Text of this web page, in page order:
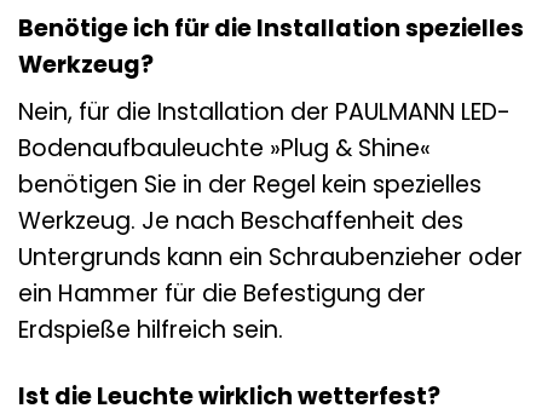
Benötige ich für die Installation spezielles
Werkzeug?
Nein, für die Installation der PAULMANN LED-
Bodenaufbauleuchte »Plug & Shine«
benötigen Sie in der Regel kein spezielles
Werkzeug. Je nach Beschaffenheit des
Untergrunds kann ein Schraubenzieher oder
ein Hammer für die Befestigung der
Erdspieße hilfreich sein.
Ist die Leuchte wirklich wetterfest?